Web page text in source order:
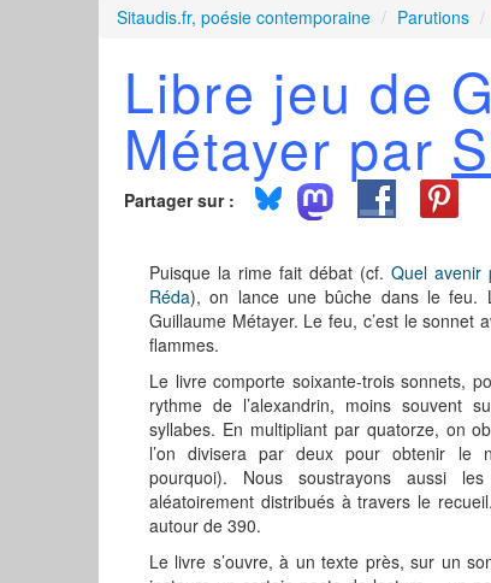
Sitaudis.fr, poésie contemporaine / Parutions /
Libre jeu de
Métayer par
Partager sur :
Puisque la rime fait débat (cf.Quel avenir
Réda), on lance une bûche dans le feu.
Guillaume Métayer. Le feu, c’est le sonnet
flammes.
Le livre comporte soixante-trois sonnets,
rythme de l’alexandrin, moins souvent
syllabes. En multipliant par quatorze, on
l’on divisera par deux pour obtenir le
pourquoi). Nous soustrayons aussi
aléatoirement distribués à travers le
autour de 390.
Le livre s’ouvre, à un texte près, sur un